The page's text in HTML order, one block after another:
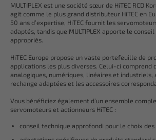
MULTIPLEX est une société sœur de HiTEC RCD
agit comme le plus grand distributeur HiTEC en
50 ans d’expertise, HiTEC fournit les
adaptés, tandis que MULTIPLEX apporte le
appropriés.
HiTEC Europe propose un vaste portefeuille de
applications les plus diverses. Celui-ci comprend
analogiques, numériques, linéaires et industriels,
rechange adaptées et les accessoires
Vous bénéficiez également d’un ensemble
servomoteurs et actionneurs HiTEC :
conseil technique approfondi pour le choix